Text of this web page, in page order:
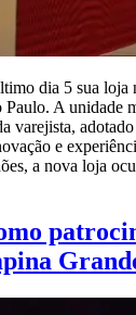
dia 5 sua loja
A unidade
varejista,
e
a nova loja